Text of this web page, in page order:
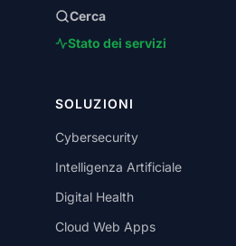
Cerca
Stato dei servizi
SOLUZIONI
Cybersecurity
Intelligenza Artificiale
Digital Health
Cloud Web Apps